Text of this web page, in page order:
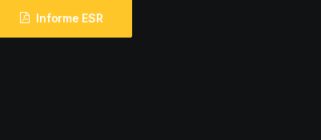
Informe ESR